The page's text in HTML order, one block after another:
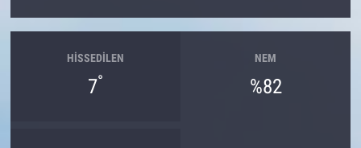
HISSEDILEN
7°
NEM
%82